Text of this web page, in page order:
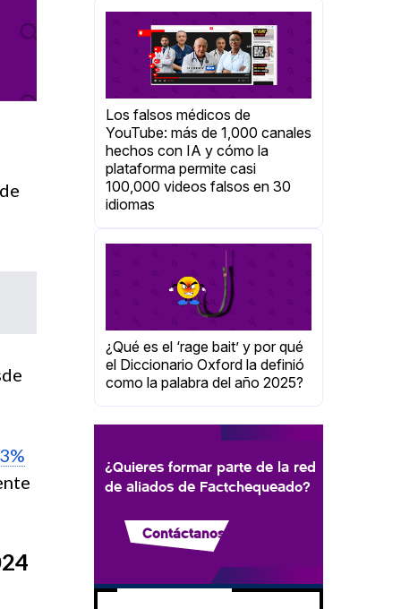
Los falsos médicos de
YouTube: más de 1,000 canales
hechos con IA y cómo la
plataforma permite casi
100,000 videos falsos en 30
idiomas
¿Qué es el ‘rage bait’ y por qué
el Diccionario Oxford la definió
como la palabra del año 2025?
¿Quieres formar parte de la red
de aliados de Factchequeado?
Contáctanos